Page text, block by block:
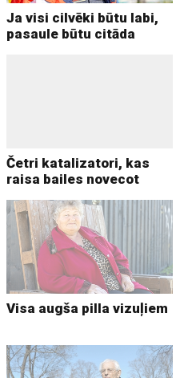
Ja visi cilvēki būtu labi,
pasaule būtu citāda
Četri katalizatori, kas
raisa bailes novecot
Visa augša pilla vizuļiem